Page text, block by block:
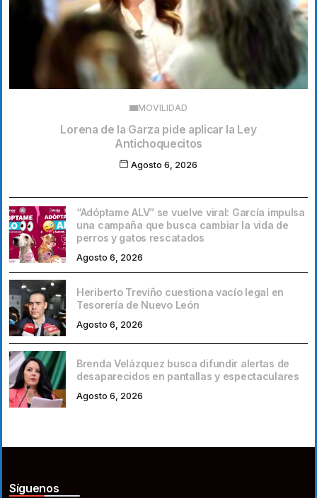
MOVILIDAD
Lorena de la Garza pide aplicar la Ley
Antichoquecitos
Agosto 6, 2026
“Adóptame ALV” se vuelve viral: García impulsa
una campaña que busca cambiar la vida de
perros y gatos rescatados
Agosto 6, 2026
Heriberto Treviño cuestiona vacío legal en
Tesorería de Nuevo León
Agosto 6, 2026
Brenda Velázquez busca difundir alertas de
desaparecidos en pantallas y espectaculares
Agosto 6, 2026
Síguenos